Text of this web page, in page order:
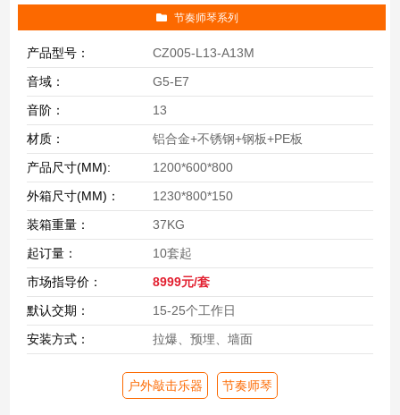
节奏师琴系列
产品型号：
CZ005-L13-A13M
音域：
G5-E7
音阶：
13
材质：
铝合金+不锈钢+钢板+PE板
产品尺寸(MM):
1200*600*800
外箱尺寸(MM)：
1230*800*150
装箱重量：
37KG
起订量：
10套起
市场指导价：
8999元/套
默认交期：
15-25个工作日
安装方式：
拉爆、预埋、墙面
户外敲击乐器 节奏师琴